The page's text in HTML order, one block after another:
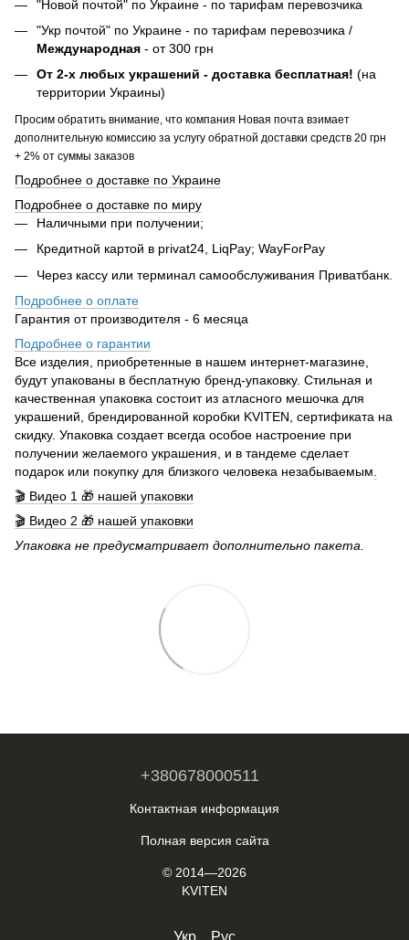
"Новой почтой" по Украине - по тарифам перевозчика
"Укр почтой" по Украине - по тарифам перевозчика /
Международная - от 300 грн
От 2-х любых украшений - доставка бесплатная! (на
территории Украины)
Просим обратить внимание, что компания Новая почта взимает
дополнительную комиссию за услугу обратной доставки средств 20 грн
+ 2% от суммы заказов
Подробнее о доставке по Украине
Подробнее о доставке по миру
Наличными при получении;
Кредитной картой в privat24, LiqPay; WayForPay
Через кассу или терминал самообслуживания Приватбанк.
Подробнее о оплате
Гарантия от производителя - 6 месяца
Подробнее о гарантии
Все изделия, приобретенные в нашем интернет-магазине,
будут упакованы в бесплатную бренд-упаковку. Стильная и
качественная упаковка состоит из атласного мешочка для
украшений, брендированной коробки KVITEN, сертификата на
скидку. Упаковка создает всегда особое настроение при
получении желаемого украшения, и в тандеме сделает
подарок или покупку для близкого человека незабываемым
🎬 Видео 1 🎁 нашей упаковки
🎬 Видео 2 🎁 нашей упаковки
Упаковка не предусматривает дополнительно пакета.
+380678000511
Контактная информация
Полная версия сайта
© 2014—2026
KVITEN
Укр Рус